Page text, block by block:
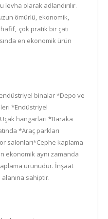
levha olarak adlandırılır.
ömürlü, ekonomik,
çok pratik bir çatı
en ekonomik ürün
binalar *Depo ve
*Endüstriyel
hangarları *Baraka
*Araç parkları
salonları*Cephe kaplama
ekonomik aynı zamanda
ürünüdür. İnşaat
alanına sahiptir.